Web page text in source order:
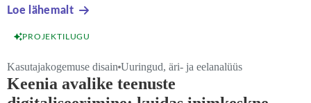
Loe lähemalt
PROJEKTILUGU
Kasutajakogemuse disain Uuringud, äri- ja eelanalüüs
Keenia avalike teenuste